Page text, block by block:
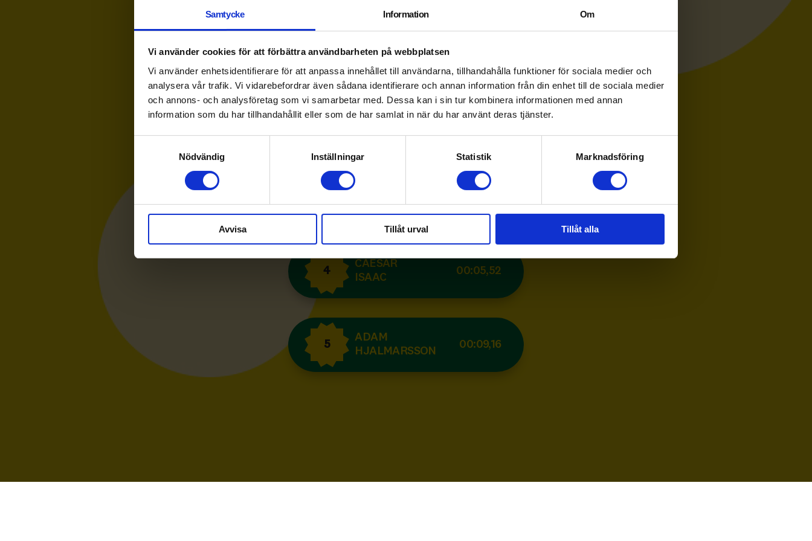
Samtycke Information Om
Vi använder cookies för att förbättra användbarheten på webbplatsen
Vi använder enhetsidentifierare för att anpassa innehållet till användarna, tillhandahålla funktioner för sociala medier och
analysera vår trafik. Vi vidarebefordrar även sådana identifierare och annan information från din enhet till de sociala medier
och annons- och analysföretag som vi samarbetar med. Dessa kan i sin tur kombinera informationen med annan
information som du har tillhandahållit eller som de har samlat in när du har använt deras tjänster.
Nödvändig
Inställningar Statistik Marknadsföring
Avvisa Tillåt urval Tillåt alla
1
CURPAS
MAXIMILIAN
BELLANDER
4
CAESAR
ISAAC
00:05,52
5
ADAM
HJALMARSSON
00:09,16